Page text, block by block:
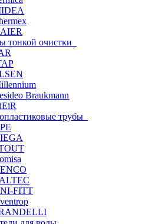
тонкой очистки
Braukmann
трубы
FITT